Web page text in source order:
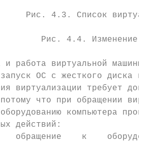
Рис. 4.3. Список
Рис. 4.4. Изменение
и работа виртуальной машины
ОС с жесткого диска или
виртуализации требует
что при обращении
компьютера
действий:
обращение    к